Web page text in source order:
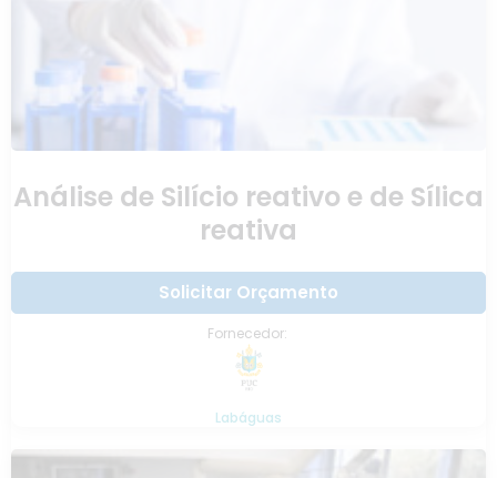
Análise de Silício reativo e de Sílica
reativa
Solicitar Orçamento
Fornecedor:
Labáguas